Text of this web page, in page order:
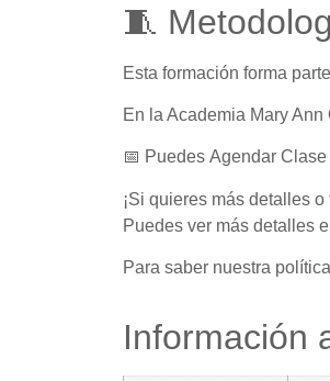
🧵
Esta formación forma
En la Academia Mary
📅 Puedes Agendar
¡Si quieres más detalles
Puedes ver más detalles
Para saber nuestra
Información